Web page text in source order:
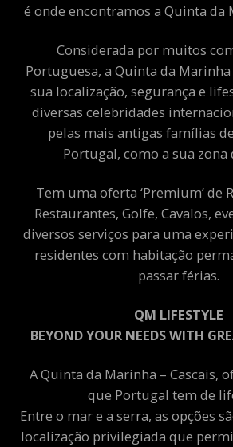
é onde encontramos a Quinta da
Considerada por muitos
Portuguesa, a Quinta da
sua localização, segurança e
diversas celebridades
pelas mais antigas famílias
Portugal, como a sua zona
Tem uma oferta ‘Premium’ de
Restaurantes, Golfe, Cavalos,
diversos serviços para uma
residentes com habitação
passar férias.
QM LIFESTYLE
BEYOND YOUR NEEDS WITH
A Quinta da Marinha – Cascais,
que Portugal tem de
Entre o mar e a serra, as opções
localização privilegiada que